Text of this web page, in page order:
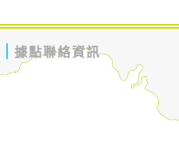
據點聯絡資訊